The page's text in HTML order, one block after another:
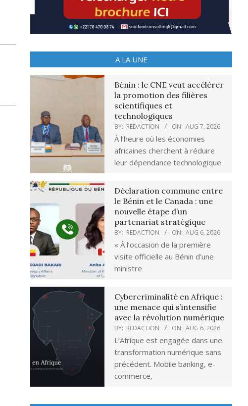
A LA UNE
Bénin : le CNE veut accélérer
la promotion des filières
scientifiques et
technologiques
BY: REDACTION ON: AUG 7, 2026
À l’heure où les économies
africaines cherchent à réduire
leur dépendance technologique
Déclaration commune entre
le Bénin et le Canada : une
nouvelle étape d’un
partenariat stratégique
BY: REDACTION ON: AUG 6, 2026
« À l’occasion de la première
visite officielle au Bénin d’une
ministre
Cybercriminalité en Afrique :
une menace qui s’intensifie
avec la révolution numérique
BY: REDACTION ON: AUG 6, 2026
L’Afrique est engagée dans une
transformation numérique sans
précédent. Mobile banking, e-
commerce,